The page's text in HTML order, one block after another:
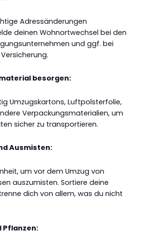
Adressänderungen
deinen Wohnortwechsel bei den
und ggf. bei
besorgen:
Umzugskartons, Luftpolsterfolie,
Verpackungsmaterialien, um
sicher zu transportieren.
Ausmisten:
um vor dem Umzug von
auszumisten. Sortiere deine
dich von allem, was du nicht
Pflanzen: